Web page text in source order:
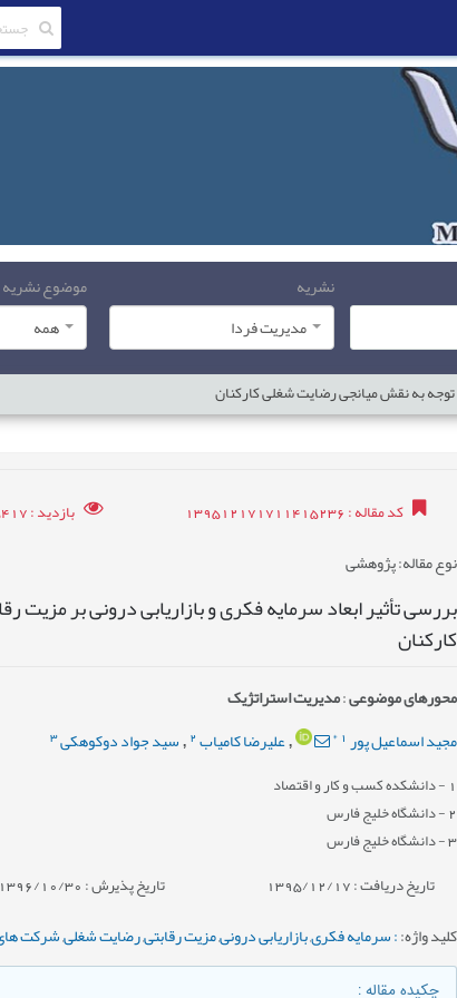
نشریه
مدیریت فردا
موضوع نشریه
همه
توجه به نقش میانجی رضایت شغلی کارکنان
کد مقاله: 139512171711415236 بازدید: 15417
نوع مقاله: پژوهشی
بررسی تأثیر ابعاد سرمایه فکری و بازاریابی درونی بر
کارکنان
محورهای موضوعی:مدیریت استراتژیک
مجید اسماعیل پور 1
*
,علیرضا کامیاب2
,سید جواد دوکوهکی3
1 - دانشکده کسب و کار و اقتصاد
2- دانشگاه خلیج فارس
3- دانشگاه خلیج فارس
تاریخ دریافت : 1395/12/17 تاریخ پذیرش : 1396/10/30
کلید واژه:: سرمایه فکری,بازاریابی درونی,مزیت رقابتی,رضایت شغلی,شرکت
چکیده مقاله: